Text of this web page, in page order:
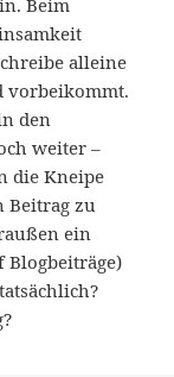
Beim
alleine
vorbeikommt.
den
weiter –
die Kneipe
Beitrag zu
ein
Blogbeiträge)